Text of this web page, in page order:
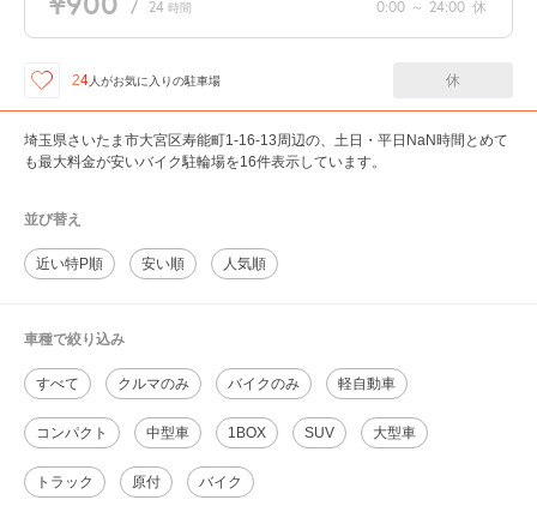
/ 24 時間 0:00 ～ 24:00 休
24人がお気に入りの駐車場 休
埼玉県さいたま市大宮区寿能町1-16-13周辺の、土日・平日NaN時間とめて
も最大料金が安いバイク駐輪場を16件表示しています。
並び替え
近い特P順 安い順 人気順
車種で絞り込み
すべて クルマのみ バイクのみ 軽自動車
コンパクト 中型車 1BOX SUV 大型車
トラック 原付 バイク